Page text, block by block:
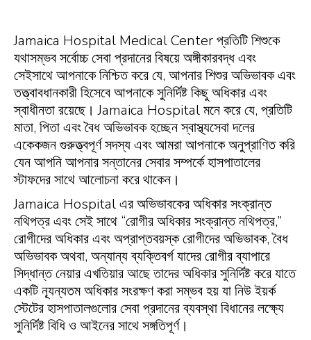
Jamaica Hospital Medical Center প্রতিটি শিশুকে
যথাসম্ভব সর্বোচ্চ সেবা প্রদানের বিষয়ে অঙ্গীকারবদ্ধ এবং
সেইসাথে আপনাকে নিশ্চিত করে যে, আপনার শিশুর অভিভাবক এবং
তত্ত্বাবধানকারী হিসেবে আপনাকে সুনির্দিষ্ট কিছু অধিকার এবং
স্বাধীনতা রয়েছে। Jamaica Hospital মনে করে যে, প্রতিটি
মাতা, পিতা এবং বৈধ অভিভাবক হচ্ছেন স্বাস্থ্যসেবা দলের
একেকজন গুরুত্ত্বপূর্ণ সদস্য এবং আমরা আপনাকে অনুপ্রাণিত করি
যেন আপনি আপনার সন্তানের সেবার সম্পর্কে হাসপাতালের
স্টাফদের সাথে আলোচনা করে থাকেন।
Jamaica Hospital এর অভিভাবকের অধিকার সংক্রান্ত
নথিপত্র এবং সেই সাথে “রোগীর অধিকার সংক্রান্ত নথিপত্র,”
রোগীদের অধিকার এবং অপ্রাপ্তবয়স্ক রোগীদের অভিভাবক, বৈধ
অভিভাবক অথবা, অন্যান্য ব্যক্তিবর্গ যাদের রোগীর ব্যাপারে
সিদ্ধান্ত নেয়ার এখতিয়ার আছে তাদের অধিকার সুনির্দিষ্ট করে যাতে
একটি ন্যূন্যতম অধিকার সংরক্ষণ করা সম্ভব হয় যা নিউ ইয়র্ক
স্টেটের হাসপাতালগুলোর সেবা প্রদানের ব্যবস্থা বিধানের লক্ষ্যে
সুনির্দিষ্ট বিধি ও আইনের সাথে সঙ্গতিপূর্ণ।